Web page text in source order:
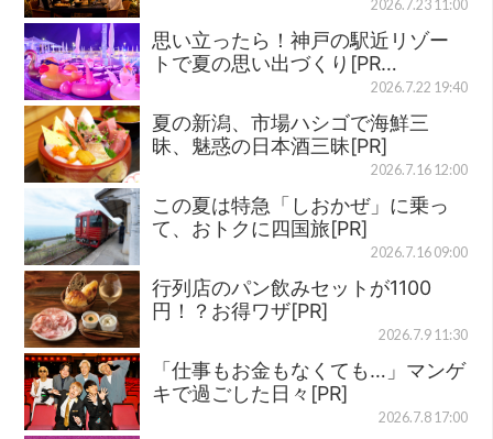
2026.7.23 11:00
思い立ったら！神戸の駅近リゾー
トで夏の思い出づくり[PR…
2026.7.22 19:40
夏の新潟、市場ハシゴで海鮮三
昧、魅惑の日本酒三昧[PR]
2026.7.16 12:00
この夏は特急「しおかぜ」に乗っ
て、おトクに四国旅[PR]
2026.7.16 09:00
行列店のパン飲みセットが1100
円！？お得ワザ[PR]
2026.7.9 11:30
「仕事もお金もなくても…」マンゲ
キで過ごした日々[PR]
2026.7.8 17:00